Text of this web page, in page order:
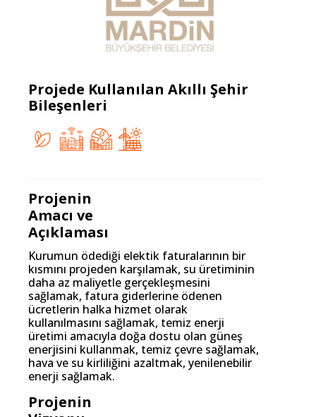
Projede Kullanılan Akıllı Şehir
Bileşenleri
Projenin
Amacı ve
Açıklaması
Kurumun ödediği elektik faturalarının bir
kısmını projeden karşılamak, su üretiminin
daha az maliyetle gerçekleşmesini
sağlamak, fatura giderlerine ödenen
ücretlerin halka hizmet olarak
kullanılmasını sağlamak, temiz enerji
üretimi amacıyla doğa dostu olan güneş
enerjisini kullanmak, temiz çevre sağlamak,
hava ve su kirliliğini azaltmak, yenilenebilir
enerji sağlamak.
Projenin